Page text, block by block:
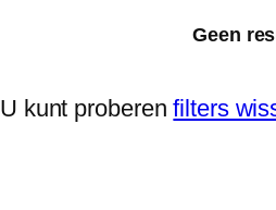
Geen
U kunt proberenfilters